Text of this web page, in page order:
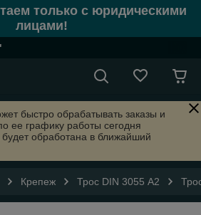
только с юридическими
лицами!
быстро обрабатывать заказы и
ее графику работы сегодня
обработана в ближайший
Крепеж Трос DIN 3055 А2